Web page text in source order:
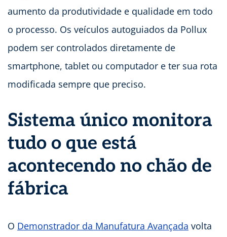
aumento da produtividade e qualidade em todo
o processo. Os veículos autoguiados da Pollux
podem ser controlados diretamente de
smartphone, tablet ou computador e ter sua rota
modificada sempre que preciso.
Sistema único monitora
tudo o que está
acontecendo no chão de
fábrica
O Demonstrador da Manufatura Avançada volta